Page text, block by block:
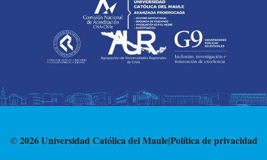
© 2026 Universidad Católica del Maule|Política de privacidad